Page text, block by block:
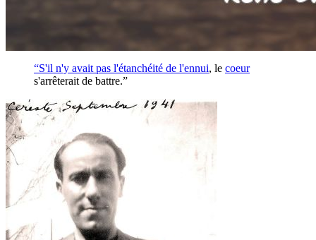
“S'il n'y avait pas l'étanchéité de l'ennui, le coeur
s'arrêterait de battre.”